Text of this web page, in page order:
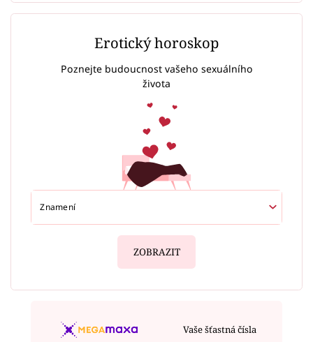
Erotický horoskop
Poznejte budoucnost vašeho sexuálního
života
ZOBRAZIT
Vaše šťastná čísla